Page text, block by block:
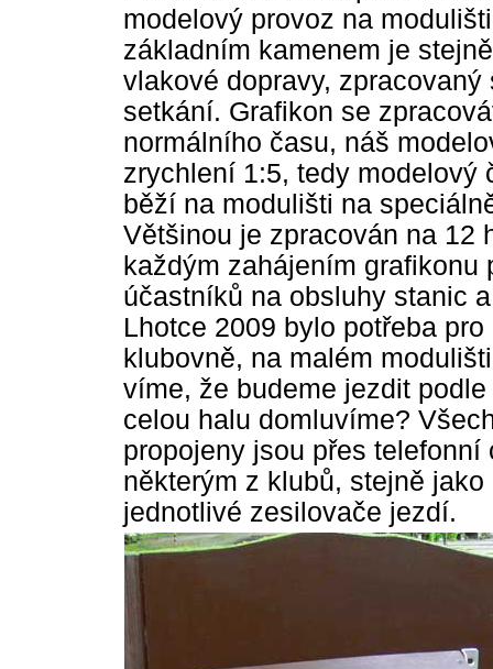
modelový provoz na
základním kamenem je
vlakové dopravy,
setkání. Grafikon se
normálního času, náš
zrychlení 1:5, tedy modelový
běží na modulišti na
Většinou je zpracován na 12
každým zahájením grafikonu
účastníků na obsluhy stanic
Lhotce 2009 bylo potřeba
klubovně, na malém
víme, že budeme jezdit
celou halu domluvíme?
propojeny jsou přes
některým z klubů, stejně
jednotlivé zesilovače jezdí.